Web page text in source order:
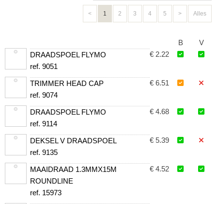
< 1 2 3 4 5 > Alles
V
B
DRAADSPOEL FLYMO
ref. 9051
€ 2.22
TRIMMER HEAD CAP
ref. 9074
€ 6.51
DRAADSPOEL FLYMO
ref. 9114
€ 4.68
DEKSEL V DRAADSPOEL
ref. 9135
€ 5.39
MAAIDRAAD 1.3MMX15M
ROUNDLINE
ref. 15973
€ 4.52